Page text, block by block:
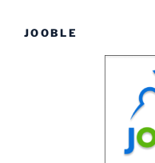
JOOBLE